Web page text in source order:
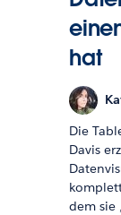
hat
Die
Davis
dem sie